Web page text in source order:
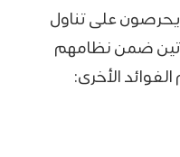
على تناول
ضمن نظامهم
الأخرى: